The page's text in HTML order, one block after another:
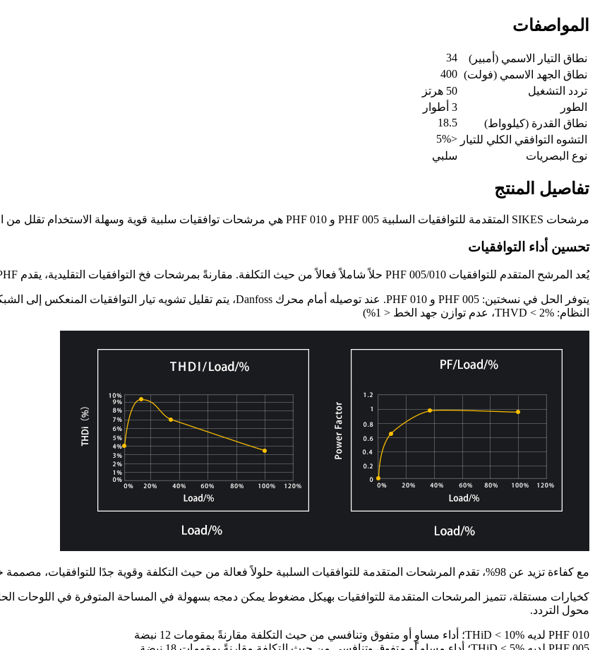
المواصفات
نطاق التيار الاسمي (أمبير)
34
نطاق الجهد الاسمي (فولت) 400
تردد التشغيل
50 هرتز
الطور
3 أطوار
نطاق القدرة (كيلوواط)
18.5
التشوه التوافقي الكلي للتيار <5%
نوع البصريات
سلبي
تفاصيل المنتج
مرشحات SIKES المتقدمة للتوافقيات السلبية PHF 005 و PHF 010 هي مرشحات توافقيات سلبية قوية وسهلة الاستخدام تقلل من التوافقيات مع الحفاظ على كفاءة طاقة نظام جيدة.
تحسين أداء التوافقيات
يُعد المرشح المتقدم للتوافقيات PHF 005/010 حلاً شاملاً فعالاً من حيث التكلفة. مقارنةً بمرشحات فخ التوافقيات التقليدية، يقدم PHF بصمة أصغر وتقليلًا أعلى للتوافقيات.
النظام: THVD < 2%، عدم توازن جهد الخط < 1%)
مع كفاءة تزيد عن 98%، تقدم المرشحات المتقدمة للتوافقيات السلبية حلولاً فعالة من حيث التكلفة وقوية جدًا للتوافقيات، مصممة خصيصًا لمحركات Danfoss بقدرة تصل إلى 250 كيلوواط.
كخيارات مستقلة، تتميز المرشحات المتقدمة للتوافقيات بهيكل مضغوط يمكن دمجه بسهولة في المساحة المتوفرة في اللوحات
محول التردد.
PHF 010 لديه THiD < 10%؛ أداء مساوٍ أو متفوق وتنافسي من حيث التكلفة مقارنةً بمقومات 12 نبضة